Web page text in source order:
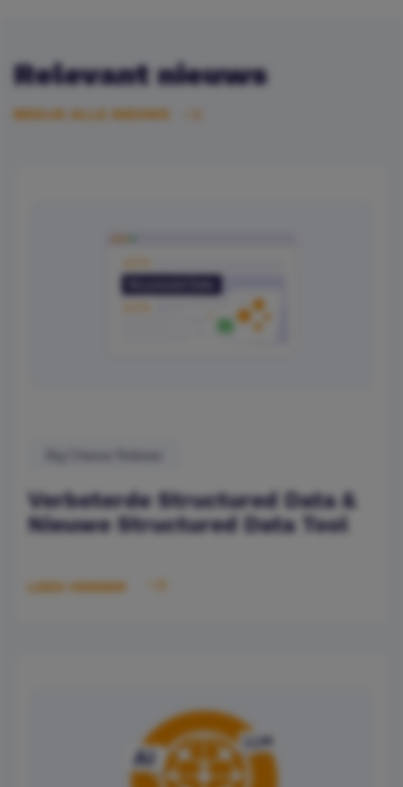
Relevant nieuws
BEKIJK ALLE NIEUWS
Verbeterde Structured Data &
Nieuwe Structured Data Tool
LEES VERDER